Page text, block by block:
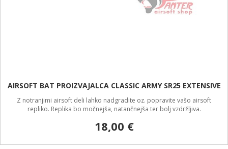
AIRSOFT BAT PROIZVAJALCA CLASSIC ARMY SR25 EXTENSIVE
Z notranjimi airsoft deli lahko nadgradite oz. popravite vašo airsoft
repliko. Replika bo močnejša, natančnejša ter bolj vzdržljiva.
18,00 €